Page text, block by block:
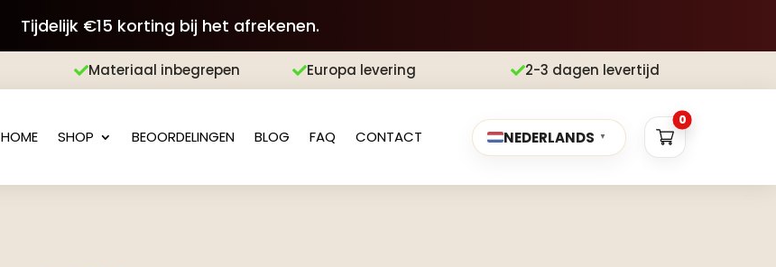
Tijdelijk €15 korting bij het afrekenen.
Materiaal inbegrepen Europa levering 2-3 dagen levertijd
HOME SHOP BEOORDELINGEN BLOG FAQ CONTACT NEDERLANDS ▼
0